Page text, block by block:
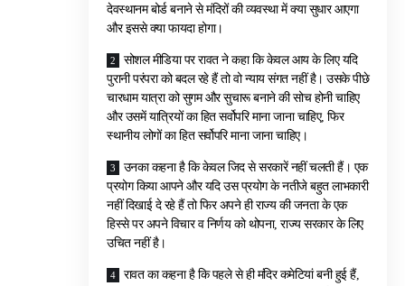
देवस्थानम बोर्ड बनाने से मंदिरों की व्यवस्था में क्या सुधार आएगा
और इससे क्या फायदा होगा।
सोशल मीडिया पर रावत ने कहा कि केवल आय के लिए यदि
पुरानी परंपरा को बदल रहे हैं तो वो न्याय संगत नहीं है। उसके पीछे
चारधाम यात्रा को सुगम और सुचारू बनाने की सोच होनी चाहिए
और उसमें यात्रियों का हित सर्वोपरि माना जाना चाहिए, फिर
स्थानीय लोगों का हित सर्वोपरि माना जाना चाहिए।
उनका कहना है कि केवल जिद से सरकारें नहीं चलती हैं। एक
प्रयोग किया आपने और यदि उस प्रयोग के नतीजे बहुत लाभकारी
नहीं दिखाई दे रहे हैं तो फिर अपने ही राज्य की जनता के एक
हिस्से पर अपने विचार व निर्णय को थोपना, राज्य सरकार के लिए
उचित नहीं है।
रावत का कहना है कि पहले से ही मंदिर कमेटियां बनी हुई हैं,